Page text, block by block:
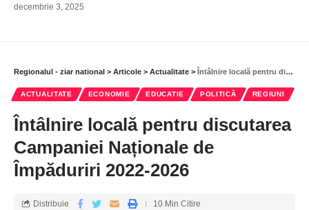
decembrie 3, 2025
Regionalul - ziar national > Articole > Actualitate > Întâlnire locală pentru discutarea Campaniei Naționale de Împăduriri 2022-2026
ACTUALITATE ECONOMIE EDUCATIE POLITICĂ REGIUNI
Întâlnire locală pentru discutarea
Campaniei Naționale de
Împăduriri 2022-2026
Distribuie 10 Min Citire